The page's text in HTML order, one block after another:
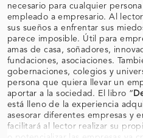
necesario para cualquier
empleado a empresario. Al
sus sueños a enfrentar sus
parece imposible. Útil para
amas de casa, soñadores,
fundaciones, asociaciones.
gobernaciones, colegios y
persona que quiera llevar un
aportar a la sociedad. El libro “
está lleno de la experiencia
asesorar diferentes empresas y
facilitará al lector realizar su